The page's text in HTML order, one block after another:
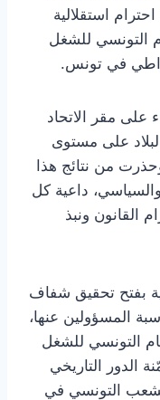
استقلالية
التونسي للشغل
في تونس.
على مقر الاتحاد
على مستوى
من نتائج هذا
داعية كل
القانون ونبذ
بفتح تحقيق شفاف
المسؤولين عنها،
التونسي للشغل
الدور التاريخي
التونسي في